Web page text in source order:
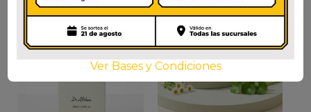
Ver Bases y Condiciones